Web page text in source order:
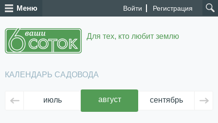
Войти Регистрация
Меню
Для тех, кто любит землю
КАЛЕНДАРЬ САДОВОДА
июль август сентябрь